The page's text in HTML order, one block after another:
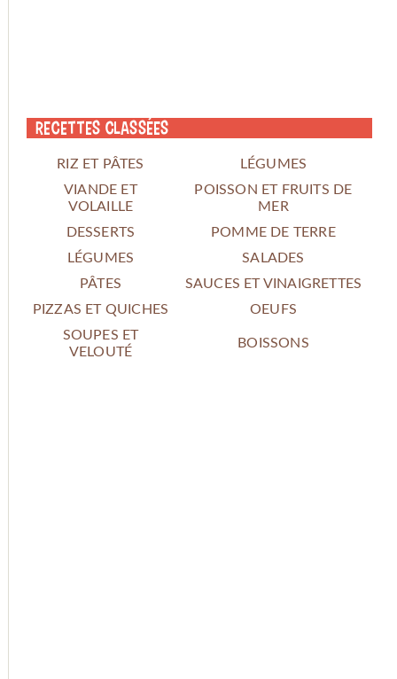
Recettes classées
RIZ ET PÂTES
LÉGUMES
VIANDE ET
VOLAILLE
POISSON ET FRUITS DE
MER
DESSERTS
POMME DE TERRE
LÉGUMES
SALADES
PÂTES
SAUCES ET VINAIGRETTES
PIZZAS ET QUICHES
OEUFS
SOUPES ET
VELOUTÉ
BOISSONS